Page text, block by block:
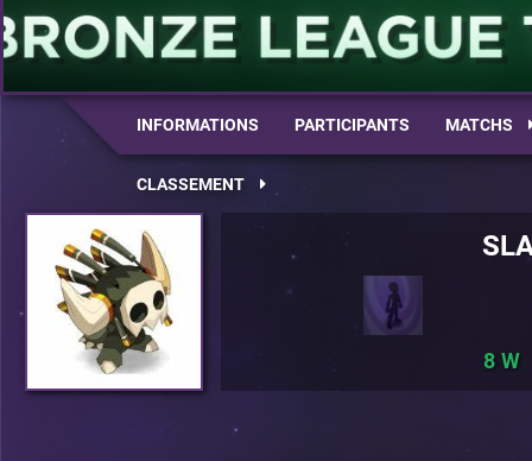
INFORMATIONS PARTICIPANTS MATCHS
CLASSEMENT
8